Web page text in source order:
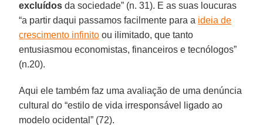
excluídos da sociedade” (n. 31). E as suas loucuras
“a partir daqui passamos facilmente para a ideia de
crescimento infinito ou ilimitado, que tanto
entusiasmou economistas, financeiros e tecnólogos”
(n.20).
Aqui ele também faz uma avaliação de uma denúncia
cultural do “estilo de vida irresponsável ligado ao
modelo ocidental” (72).